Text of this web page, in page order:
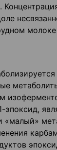
эпоксид,
«малый»